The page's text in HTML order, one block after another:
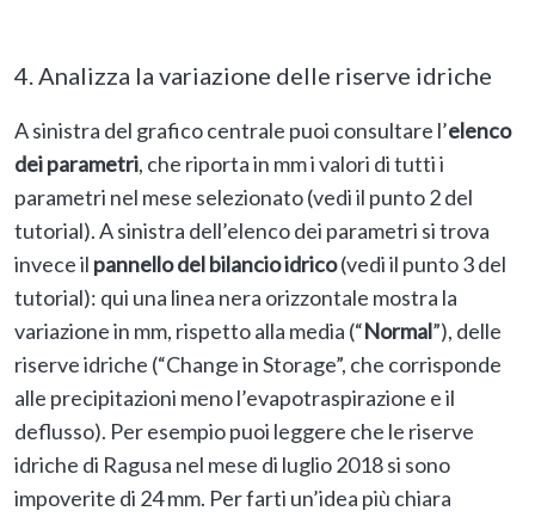
4. Analizza la variazione delle riserve idriche
A sinistra del grafico centrale puoi consultare l’elenco
dei parametri, che riporta in mm i valori di tutti i
parametri nel mese selezionato (vedi il punto 2 del
tutorial). A sinistra dell’elenco dei parametri si trova
invece il pannello del bilancio idrico(vedi il punto 3 del
tutorial): qui una linea nera orizzontale mostra la
variazione in mm, rispetto alla media (“Normal”), delle
riserve idriche (“Change in Storage”, che corrisponde
alle precipitazioni meno l’evapotraspirazione e il
deflusso). Per esempio puoi leggere che le riserve
idriche di Ragusa nel mese di luglio 2018 si sono
impoverite di 24 mm. Per farti un’idea più chiara